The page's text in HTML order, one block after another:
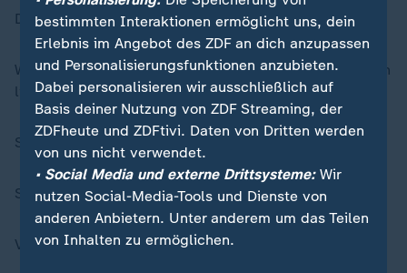
Der Rasen muss trocken sein.
Wenn das Gras klein geschnitten ist, kann es als Mulch
liegen bleiben.
Sonst müssen Sie es entfernen.
Sonst kann Rasen-Filz entstehen.
Vertikutieren Sie den Rasennicht
bestimmten Interaktionen ermöglicht uns, dein
Erlebnis im Angebot des ZDF an dich anzupassen
und Personalisierungsfunktionen anzubieten.
Dabei personalisieren wir ausschließlich auf
Basis deiner Nutzung von ZDF Streaming, der
ZDFheute und ZDFtivi. Daten von Dritten werden
von uns nicht verwendet.
• Social Media und externe Drittsysteme:Wir
nutzen Social-Media-Tools und Dienste von
anderen Anbietern. Unter anderem um das Teilen
von Inhalten zu ermöglichen.